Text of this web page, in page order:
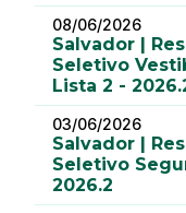
08/06/2026
Salvador |
Seletivo
Lista 2 -
03/06/2026
Salvador |
Seletivo
2026.2